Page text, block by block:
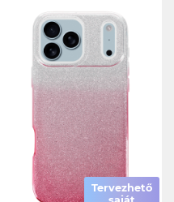
Tervezhető